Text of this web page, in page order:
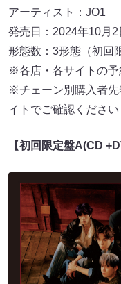
アーティスト：JO1
発売日：2024年10月
形態数：3形態（初回
※各店・各サイトの予
※チェーン別購入者先
イトでご確認ください
【初回限定盤A(CD